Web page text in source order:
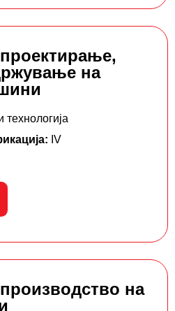
на
технологија
IV
на